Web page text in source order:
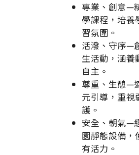
專業、創意—
學課程，培養
習氛圍。
活潑、守序—
生活動，涵養
自主。
尊重、生憩—
元引導，重視
護。
安全、朝氣—
園靜態設備，
有活力。